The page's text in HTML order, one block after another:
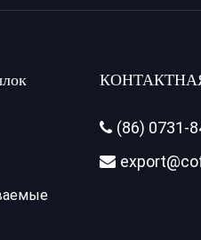
 (86) 0731-
